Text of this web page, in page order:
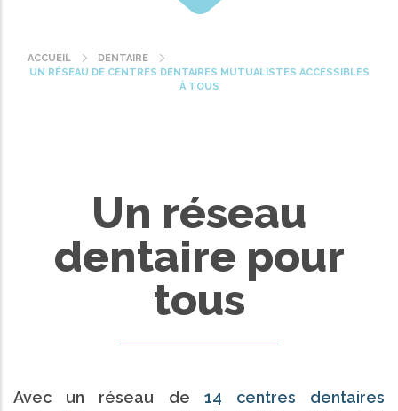
Fil
ACCUEIL
DENTAIRE
UN RÉSEAU DE CENTRES DENTAIRES MUTUALISTES ACCESSIBLES
À TOUS
Un réseau
dentaire pour
tous
Avec un réseau de 14 centres dentaires